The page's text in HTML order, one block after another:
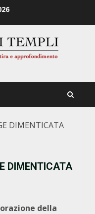
DIMENTICATA
DIMENTICATA
della